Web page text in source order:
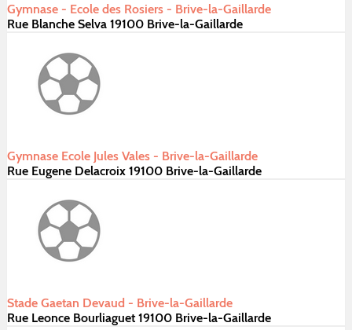
Gymnase - Ecole des Rosiers - Brive-la-Gaillarde
Rue Blanche Selva 19100 Brive-la-Gaillarde
Gymnase Ecole Jules Vales - Brive-la-Gaillarde
Rue Eugene Delacroix 19100 Brive-la-Gaillarde
Stade Gaetan Devaud - Brive-la-Gaillarde
Rue Leonce Bourliaguet 19100 Brive-la-Gaillarde